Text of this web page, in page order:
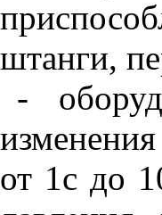
штанги,
-
от 1с до